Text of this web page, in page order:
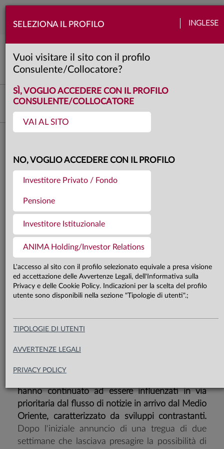
SELEZIONA IL PROFILO INGLESE
Vuoi visitare il sito con il profilo
Consulente/Collocatore?
SÌ, VOGLIO ACCEDERE CON IL PROFILO
CONSULENTE/COLLOCATORE
VAI AL SITO
NO, VOGLIO ACCEDERE CON IL PROFILO
Investitore Privato / Fondo
Pensione
Investitore Istituzionale
ANIMA Holding/Investor Relations
L'accesso al sito con il profilo selezionato equivale a presa visione
ed accettazione delle Avvertenze Legali, dell'Informativa sulla
Privacy e delle Cookie Policy. Indicazioni per la scelta del profilo
utente sono disponibili nella sezione "Tipologie di utenti".;
TIPOLOGIE DI UTENTI
AVVERTENZE LEGALI
PRIVACY POLICY
4 minuti
Investment Advisory
I MERCATI DI APRILE 2026
Nonostante l’assenza di una
soluzione definitiva del conflitto in
Medio Oriente e la prosecuzione
della corsa del prezzo del petrolio, le
attività rischiose si sono apprezzate
comparto tecnologico
hanno continuato ad essere influenzati in via
prioritaria dal flusso di notizie in arrivo dal Medio
Oriente, caratterizzato da sviluppi contrastanti.
Dopo l'iniziale annuncio di una tregua di due
settimane che lasciava presagire la possibilità di